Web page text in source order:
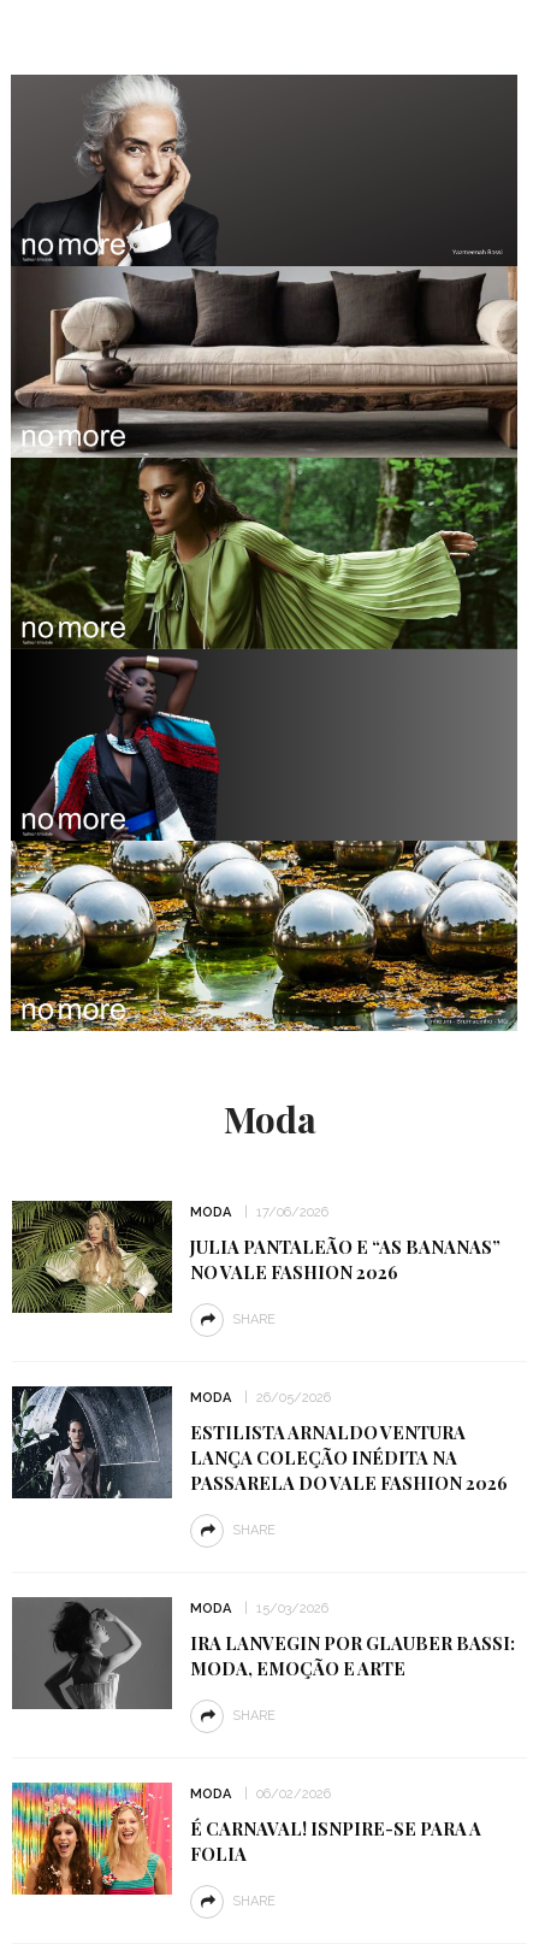
Moda
MODA 17/06/2026
JULIA PANTALEÃO E “AS BANANAS”
NO VALE FASHION 2026
SHARE
MODA 26/05/2026
ESTILISTA ARNALDO VENTURA
LANÇA COLEÇÃO INÉDITA NA
PASSARELA DO VALE FASHION 2026
SHARE
MODA 15/03/2026
IRA LANVEGIN POR GLAUBER BASSI:
MODA, EMOÇÃO E ARTE
SHARE
MODA 06/02/2026
É CARNAVAL! ISNPIRE-SE PARA A
FOLIA
SHARE